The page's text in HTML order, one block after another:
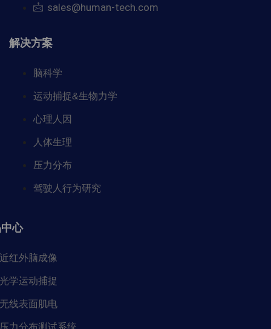
sales@human-tech.com
解决方案
脑科学
运动捕捉&生物力学
心理人因
人体生理
压力分布
驾驶人行为研究
心
红外脑成像
学运动捕捉
线表面肌电
力分布测试系统